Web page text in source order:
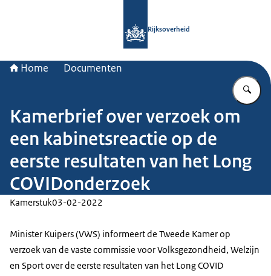
Rijksoverheid
Home Documenten
Kamerbrief over verzoek om
een kabinetsreactie op de
eerste resultaten van het Long
COVIDonderzoek
Kamerstuk03-02-2022
Minister Kuipers (VWS) informeert de Tweede Kamer op
verzoek van de vaste commissie voor Volksgezondheid, Welzijn
en Sport over de eerste resultaten van het Long COVID